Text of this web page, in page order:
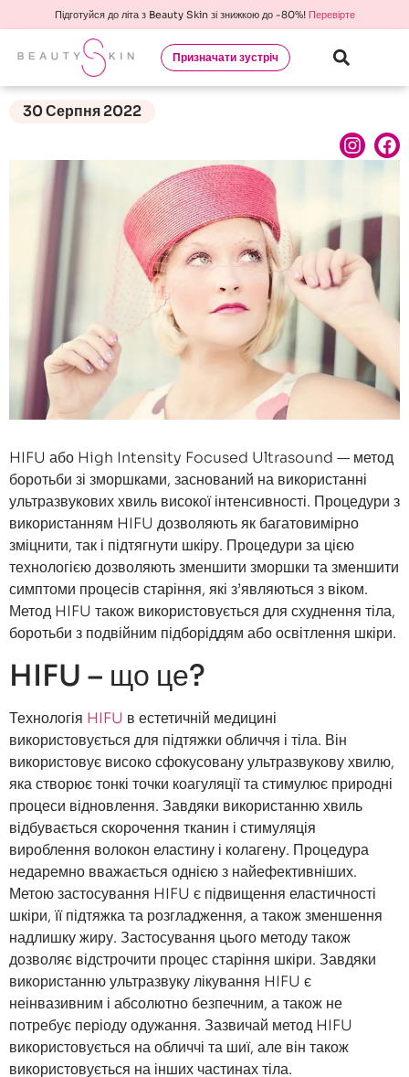
Підготуйся до літа з Beauty Skin зі знижкою до -80%! Перевірте
Призначати зустріч
30 Серпня 2022
HIFU або High Intensity Focused Ultrasound — метод
боротьби зі зморшками, заснований на використанні
ультразвукових хвиль високої інтенсивності. Процедури з
використанням HIFU дозволяють як багатовимірно
зміцнити, так і підтягнути шкіру. Процедури за цією
технологією дозволяють зменшити зморшки та зменшити
симптоми процесів старіння, які з’являються з віком.
Метод HIFU також використовується для схуднення тіла,
боротьби з подвійним підборіддям або освітлення шкіри.
HIFU – що це?
Технологія HIFU в естетичній медицині
використовується для підтяжки обличчя і тіла. Він
використовує високо сфокусовану ультразвукову хвилю,
яка створює тонкі точки коагуляції та стимулює природні
процеси відновлення. Завдяки використанню хвиль
відбувається скорочення тканин і стимуляція
вироблення волокон еластину і колагену. Процедура
недаремно вважається однією з найефективніших.
Метою застосування HIFU є підвищення еластичності
шкіри, її підтяжка та розгладження, а також зменшення
надлишку жиру. Застосування цього методу також
дозволяє відстрочити процес старіння шкіри. Завдяки
використанню ультразвуку лікування HIFU є
неінвазивним і абсолютно безпечним, а також не
потребує періоду одужання. Зазвичай метод HIFU
використовується на обличчі та шиї, але він також
використовується на інших частинах тіла.